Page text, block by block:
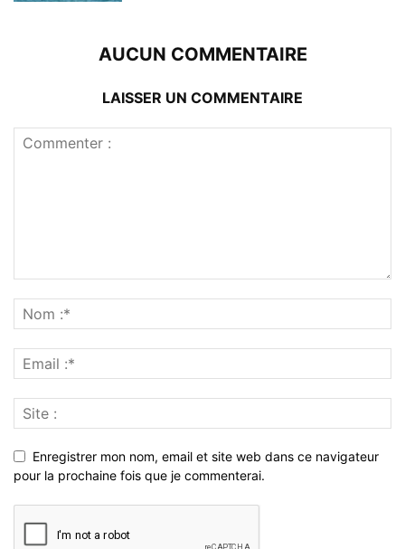
AUCUN COMMENTAIRE
LAISSER UN COMMENTAIRE
Enregistrer mon nom, email et site web dans ce navigateur
pour la prochaine fois que je commenterai.